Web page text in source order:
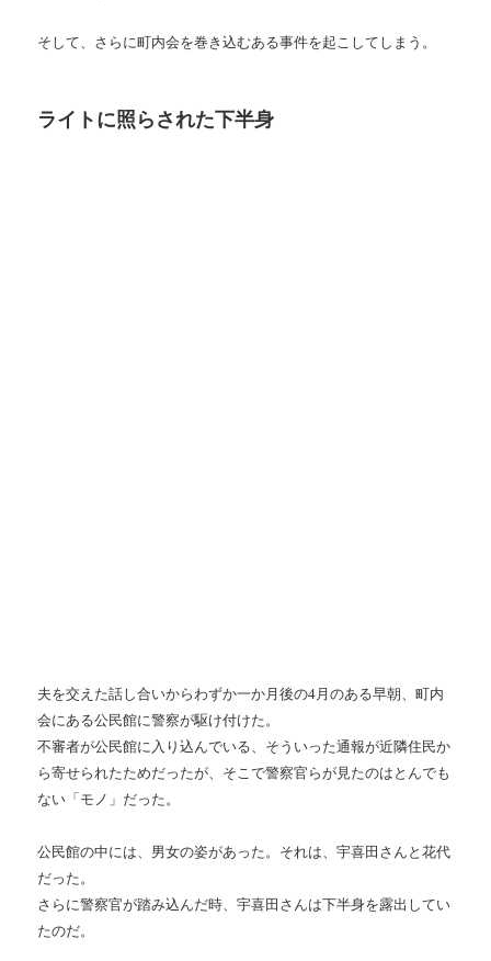
そして、さらに町内会を巻き込むある事件を起こしてしまう。
ライトに照らされた下半身
夫を交えた話し合いからわずか一か月後の4月のある早朝、町内
会にある公民館に警察が駆け付けた。
不審者が公民館に入り込んでいる、そういった通報が近隣住民か
ら寄せられたためだったが、そこで警察官らが見たのはとんでも
ない「モノ」だった。
公民館の中には、男女の姿があった。それは、宇喜田さんと花代
だった。
さらに警察官が踏み込んだ時、宇喜田さんは下半身を露出してい
たのだ。